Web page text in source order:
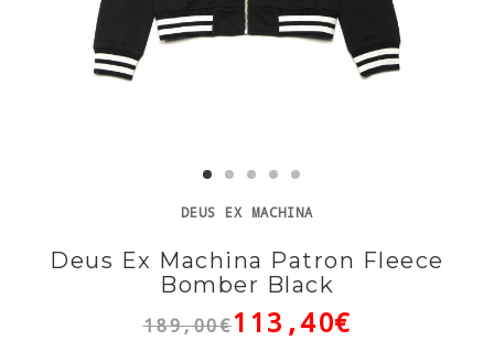
DEUS EX MACHINA
Deus Ex Machina Patron Fleece
Bomber Black
189,00€113,40€